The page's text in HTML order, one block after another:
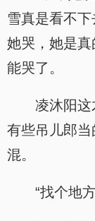
雪真是看不
她哭，她是
能哭了。
凌沐阳
有些吊儿郎
混。
“找个地